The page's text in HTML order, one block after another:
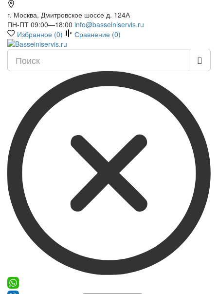
г. Москва, Дмитровское шоссе д. 124А
ПН-ПТ 09:00—18:00 info@basseiniservis.ru
Избранное (0) Сравнение (0)